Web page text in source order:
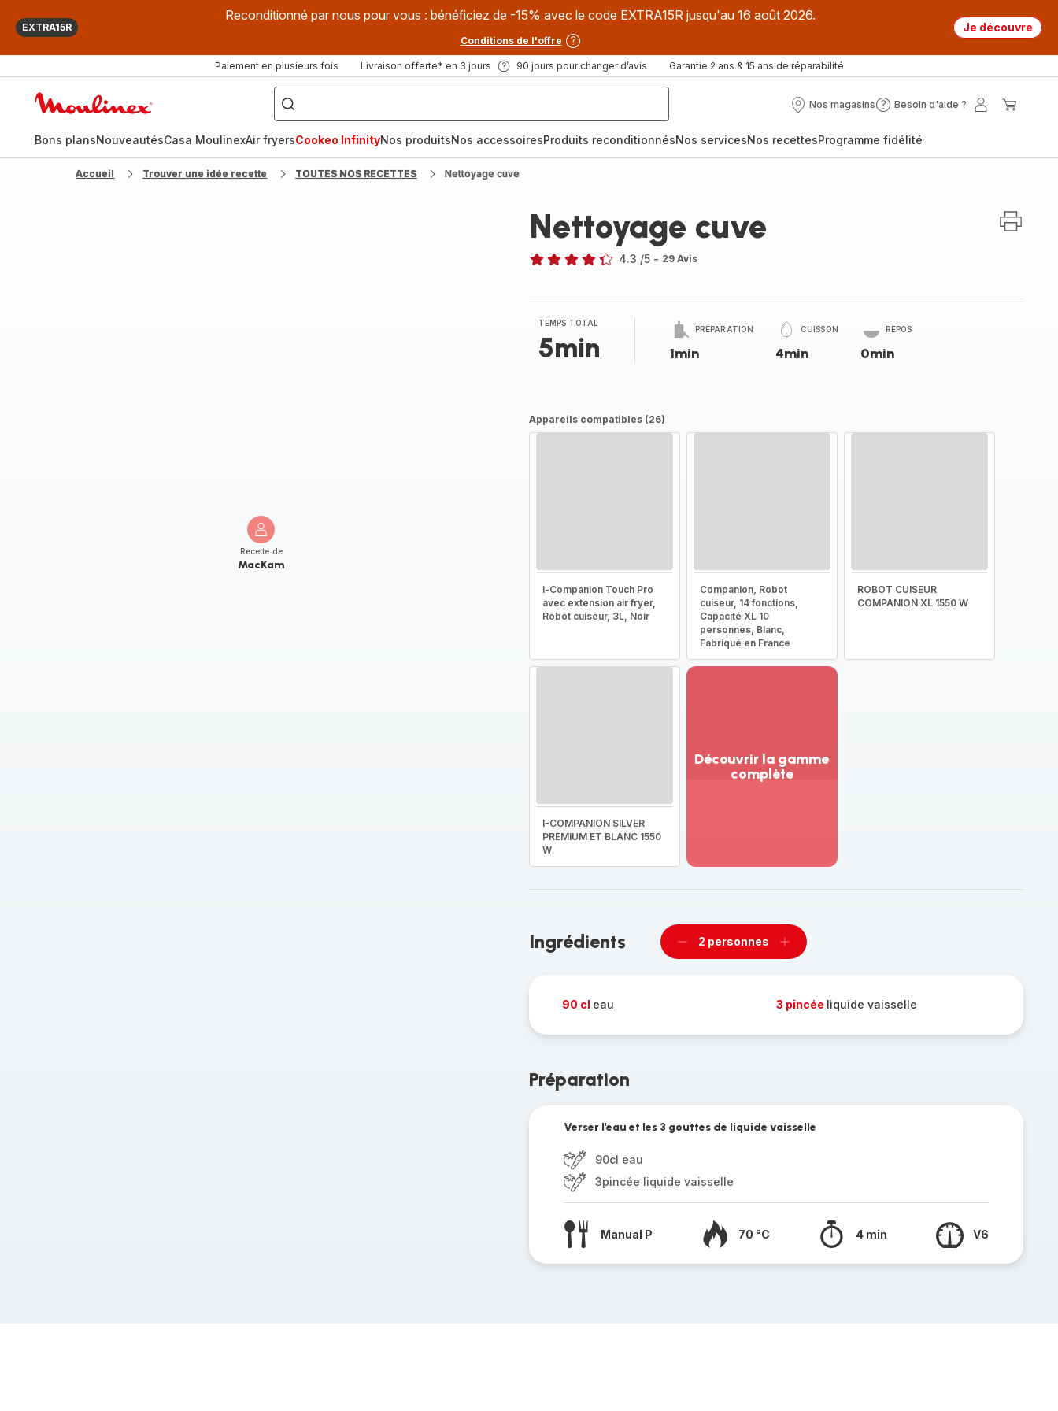
EXTRA15R
Reconditionné par nous pour vous : bénéficiez de -15% avec le code EXTRA15R jusqu'au 16 août 2026.
Conditions de l'offre
Je découvre
Paiement en plusieurs fois Livraison offerte* en 3 jours 90 jours pour changer d’avis Garantie 2 ans & 15 ans de réparabilité
["Que
recherchez-
vous
?",
fryer",
"Companion"]
Nos magasins
Nos
Besoin d'aide ?
Besoin
?
Mon
Bons plansNouveautésCasa MoulinexAir fryersCookeo InfinityNos produitsNos accessoiresProduits reconditionnésNos servicesNos recettesProgramme fidélité
Accueil Trouver une idée recette TOUTES NOS RECETTES Nettoyage cuve
Recette de
MacKam
Nettoyage cuve
4.3 /5 - 29 Avis
TEMPS TOTAL
5min
PRÉPARATION
1min
CUISSON
4min
REPOS
0min
Appareils compatibles (26)
i-Companion Touch Pro
avec extension air fryer,
Robot cuiseur, 3L, Noir
Companion, Robot
cuiseur, 14 fonctions,
Capacité XL 10
personnes, Blanc,
Fabriqué en France
ROBOT CUISEUR
COMPANION XL 1550 W
I-COMPANION SILVER
PREMIUM ET BLANC 1550
W
Découvrir la gamme
complète
gamme
Ingrédients
Supprimer
2 personnes
Ajouter
90 cl eau 3 pincée liquide vaisselle
Préparation
Verser l'eau et les 3 gouttes de liquide vaisselle
90cl eau
3pincée liquide vaisselle
Manual P 70 °C 4 min V6